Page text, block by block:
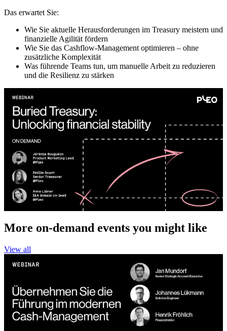
Das erwartet Sie:
Wie Sie aktuelle Herausforderungen im Treasury meistern und
finanzielle Agilität fördern
Wie Sie das Cashflow-Management optimieren – ohne
zusätzliche Komplexität
Was führende Teams tun, um manuelle Arbeit zu reduzieren
und die Resilienz zu stärken
More on-demand events you might like
View all